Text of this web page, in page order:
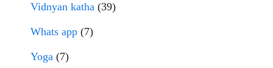
Vidnyan katha (39)
Whats app (7)
Yoga (7)